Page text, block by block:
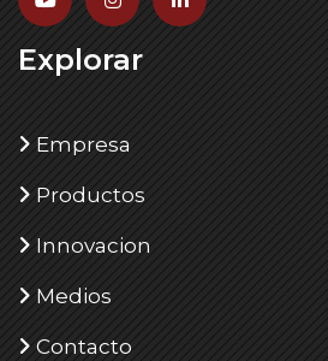
Explorar
Empresa
Productos
Innovacion
Medios
Contacto